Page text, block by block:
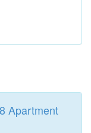
Apartment